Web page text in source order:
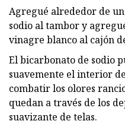
Agregué alrededor de
sodio al tambor y
vinagre blanco al cajón
El bicarbonato de sodio
suavemente el interior
combatir los olores
quedan a través de los
suavizante de telas.